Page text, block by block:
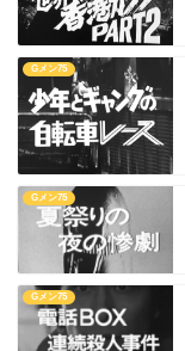
Gメン75
Gメン75
Gメン75